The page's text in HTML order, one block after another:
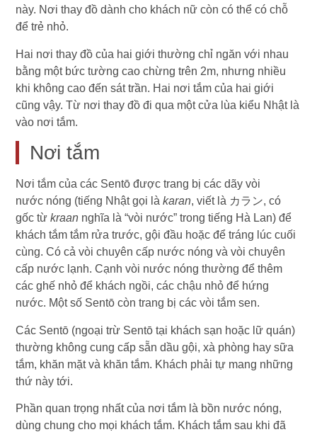
này. Nơi thay đồ dành cho khách nữ còn có thể có chỗ
để trẻ nhỏ.
Hai nơi thay đồ của hai giới thường chỉ ngăn với nhau
bằng một bức tường cao chừng trên 2m, nhưng nhiều
khi không cao đến sát trần. Hai nơi tắm của hai giới
cũng vậy. Từ nơi thay đồ đi qua một cửa lùa kiểu Nhật là
vào nơi tắm.
Nơi tắm
Nơi tắm của các Sentō được trang bị các dãy vòi
nước nóng (tiếng Nhật gọi làkaran, viết là カラン, có
gốc từkraan nghĩa là “vòi nước” trong tiếng Hà Lan) để
khách tắm tắm rửa trước, gội đầu hoặc để tráng lúc cuối
cùng. Có cả vòi chuyên cấp nước nóng và vòi chuyên
cấp nước lạnh. Cạnh vòi nước nóng thường để thêm
các ghế nhỏ để khách ngồi, các chậu nhỏ để hứng
nước. Một số Sentō còn trang bị các vòi tắm sen.
Các Sentō (ngoại trừ Sentō tại khách sạn hoặc lữ quán)
thường không cung cấp sẵn dầu gội, xà phòng hay sữa
tắm, khăn mặt và khăn tắm. Khách phải tự mang những
thứ này tới.
Phần quan trọng nhất của nơi tắm là bồn nước nóng,
dùng chung cho mọi khách tắm. Khách tắm sau khi đã